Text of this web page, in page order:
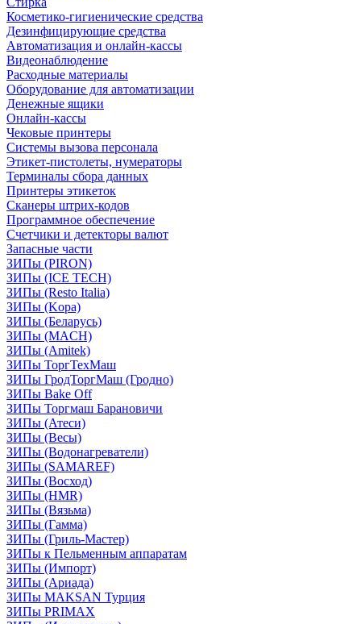
Косметико-гигиенические средства
Дезинфицирующие средства
Автоматизация и онлайн-кассы
Видеонаблюдение
Расходные материалы
Оборудование для автоматизации
Денежные ящики
Онлайн-кассы
Чековые принтеры
Системы вызова персонала
Этикет-пистолеты, нумераторы
Терминалы сбора данных
Принтеры этикеток
Сканеры штрих-кодов
Программное обеспечение
Счетчики и детекторы валют
Запасные части
ЗИПы (PIRON)
ЗИПы (ICE TECH)
ЗИПы (Resto Italia)
ЗИПы (Kopa)
ЗИПы (Беларусь)
ЗИПы (MACH)
ЗИПы (Amitek)
ЗИПы ТоргТехМаш
ЗИПы ГродТоргМаш (Гродно)
ЗИПы Bake Off
ЗИПы Торгмаш Барановичи
ЗИПы (Атеси)
ЗИПы (Весы)
ЗИПы (Водонагреватели)
ЗИПы (SAMAREF)
ЗИПы (Восход)
ЗИПы (HMR)
ЗИПы (Вязьма)
ЗИПы (Гамма)
ЗИПы (Гриль-Мастер)
ЗИПы к Пельменным аппаратам
ЗИПы (Импорт)
ЗИПы (Ариада)
ЗИПы MAKSAN Турция
ЗИПы PRIMAX